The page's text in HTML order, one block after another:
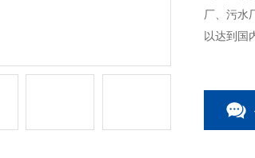
厂、污水
以达到国